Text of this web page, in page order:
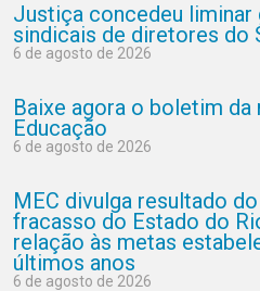
Justiça concedeu liminar
sindicais de diretores do
6 de agosto de 2026
Baixe agora o boletim da
Educação
6 de agosto de 2026
MEC divulga resultado
fracasso do Estado do
relação às metas
últimos anos
6 de agosto de 2026